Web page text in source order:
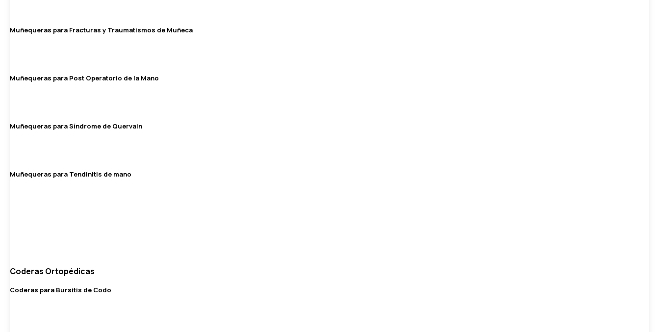
Muñequeras para Fracturas y Traumatismos de Muñeca
Muñequeras para Post Operatorio de la Mano
Muñequeras para Síndrome de Quervain
Muñequeras para Tendinitis de mano
Coderas Ortopédicas
Coderas para Bursitis de Codo